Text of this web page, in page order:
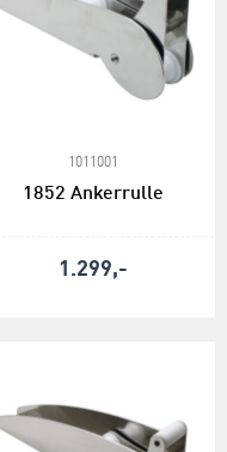
1011001
1852 Ankerrulle
1.299,-